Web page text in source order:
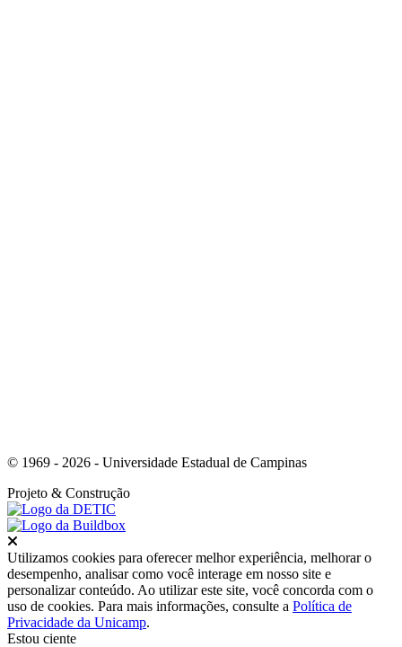
© 1969 - 2026 - Universidade Estadual de Campinas
Projeto & Construção
Utilizamos cookies para oferecer melhor experiência, melhorar o
desempenho, analisar como você interage em nosso site e
personalizar conteúdo. Ao utilizar este site, você concorda com o
uso de cookies. Para mais informações, consulte a Política de
Privacidade da Unicamp.
Estou ciente